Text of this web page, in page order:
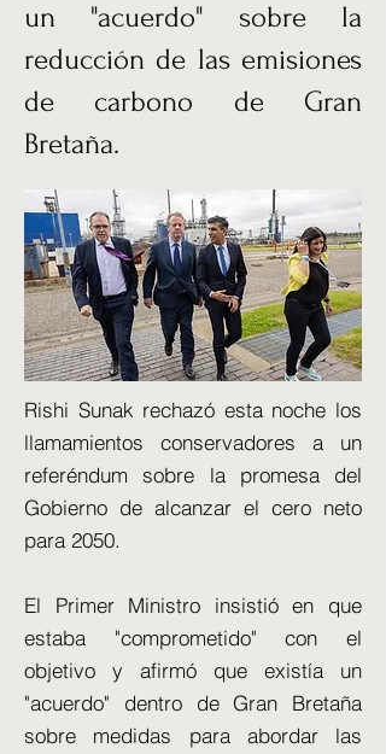
un "acuerdo" sobre la
reducción de las emisiones
de carbono de Gran
Bretaña.
Rishi Sunak rechazó esta noche los
llamamientos conservadores a un
referéndum sobre la promesa del
Gobierno de alcanzar el cero neto
para 2050.
El Primer Ministro insistió en que
estaba "comprometido" con el
objetivo y afirmó que existía un
"acuerdo" dentro de Gran Bretaña
sobre medidas para abordar las